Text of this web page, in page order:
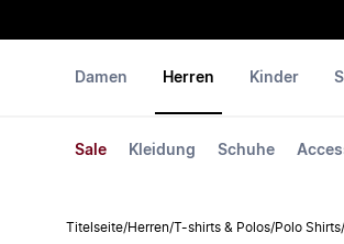
Damen Herren
Sale Kleidung Schuhe
Kinder
Titelseite/Herren/T-shirts & Polos/Polo Shirts/